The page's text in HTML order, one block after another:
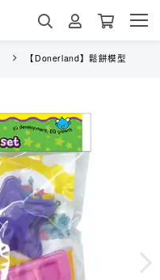
【Donerland】鬆餅模型